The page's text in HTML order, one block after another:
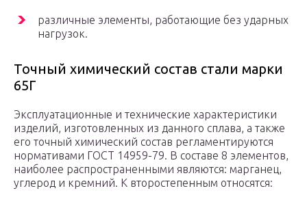
различные элементы, работающие без ударных
нагрузок.
Точный химический состав стали марки
65Г
Эксплуатационные и технические характеристики
изделий, изготовленных из данного сплава, а также
его точный химический состав регламентируются
нормативами ГОСТ 14959-79. В составе 8 элементов,
наиболее распространенными являются: марганец,
углерод и кремний. К второстепенным относятся: